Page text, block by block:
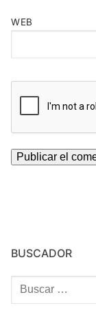
WEB
BUSCADOR
Buscar: